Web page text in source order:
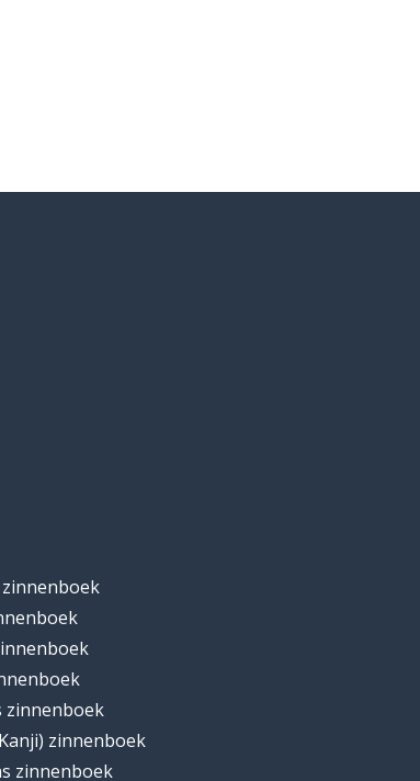
zinnenboek
zinnenboek
zinnenboek